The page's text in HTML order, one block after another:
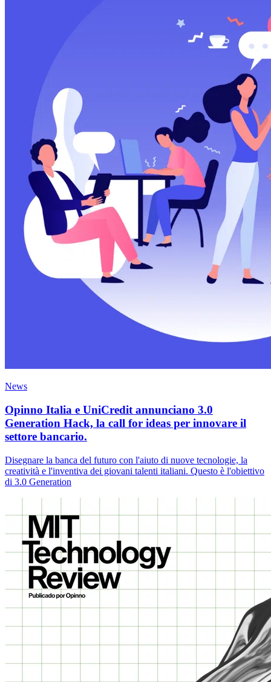
News
Opinno Italia e UniCredit annunciano 3.0
Generation Hack, la call for ideas per innovare il
settore bancario.
Disegnare la banca del futuro con l'aiuto di nuove tecnologie, la
creatività e l'inventiva dei giovani talenti italiani. Questo è l'obiettivo
di 3.0 Generation